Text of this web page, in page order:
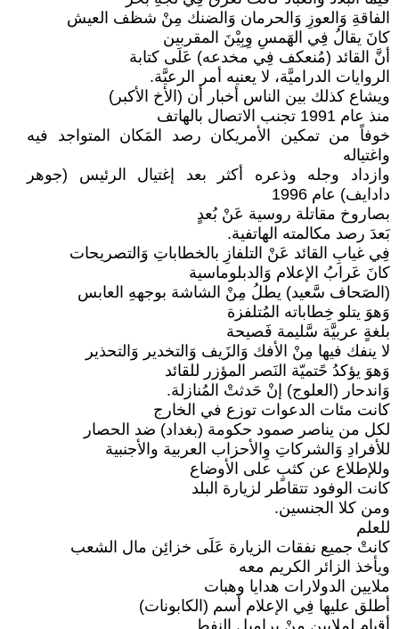
الفاقةِ وَالعوزِ وَالحرمان وَالضنك مِنْ شظف العيش
كانَ يقالُ فِي الهَمسِ وِبِيْنَ المقربين
أنَّ القائد (مُنعكف فِي مخدعه) عَلَى كتابة
الروايات الدراميَّة، لا يعنيه أمر الرعيَّة.
ويشاع كذلك بين الناس أخبار أن (الأخ الأكبر)
منذ عام 1991 تجنب الاتصال بالهاتف
خوفاً من تمكين الأمريكان رصد المَكان المتواجد فيه
واغتياله
وازداد وجله وذعره أكثر بعد إغتيال الرئيس (جوهر
دادايف) عام 1996
بصاروخ مقاتلة روسية عَنْ بُعدٍ
بَعدَ رصد مكالمته الهاتفية.
فِي غيابِ القائد عَنْ التلفازِ بالخطاباتِ وَالتصريحات
كانَ عَرابُ الإعلام وَالدبلوماسية
(الصَحاف سَّعيد) يطلُ مِنْ الشاشة بوجههِ العابس
وَهوَ يتلو خِطاباته المُتلفزة
بلغةٍ عربيَّة سَّليمة فَصيحة
لا ينفك فيها مِنْ الأفك وَالزَيف وَالتخدير وَالتحذير
وَهوَ يؤكدُ حًتميّة النَصر المؤزر للقائد
وَاندحار (العلوج) إنْ حَدثتْ المُنازلة.
كانت مئات الدعوات توزع في الخارج
لكل من يناصر صمود حكومة (بغداد) ضد الحصار
للأفرادِ وَالشركاتِ وِالأحزاب العربية والأجنبية
وللإطلاع عن كثبٍ على الأوضاع
كانت الوفود تتقاطر لزيارة البلد
ومن كلا الجنسين.
للعلم
كانتْ جميع نفقات الزيارة عَلَى خزائِن مال الشعب
ويأخذ الزائر الكريم معه
ملايين الدولارات هدايا وهبات
أطلق عليها فِي الإعلام أسم (الكابونات)